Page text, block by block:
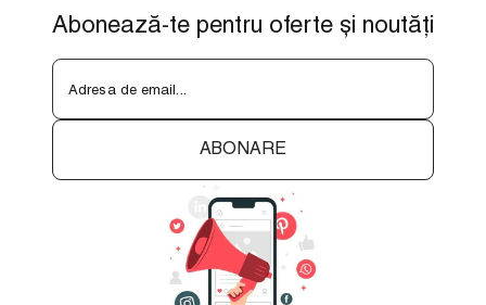
Abonează-te pentru oferte și noutăți
Adresa de email...
ABONARE